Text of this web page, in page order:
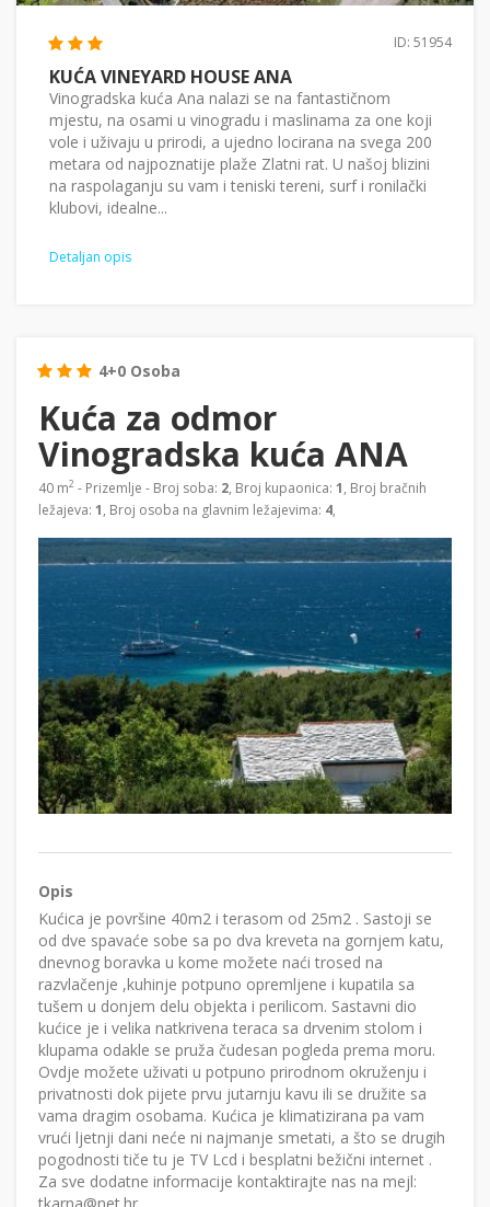
ID: 51954
KUĆA VINEYARD HOUSE ANA
Vinogradska kuća Ana nalazi se na fantastičnom
mjestu, na osami u vinogradu i maslinama za one koji
vole i uživaju u prirodi, a ujedno locirana na svega 200
metara od najpoznatije plaže Zlatni rat. U našoj blizini
na raspolaganju su vam i teniski tereni, surf i ronilački
klubovi, idealne...
Detaljan opis
4+0 Osoba
Kuća za odmor
Vinogradska kuća ANA
40 m2 - Prizemlje - Broj soba: 2, Broj kupaonica: 1, Broj bračnih
ležajeva: 1, Broj osoba na glavnim ležajevima: 4,
Opis
Kućica je površine 40m2 i terasom od 25m2 . Sastoji se
od dve spavaće sobe sa po dva kreveta na gornjem katu,
dnevnog boravka u kome možete naći trosed na
razvlačenje ,kuhinje potpuno opremljene i kupatila sa
tušem u donjem delu objekta i perilicom. Sastavni dio
kućice je i velika natkrivena teraca sa drvenim stolom i
klupama odakle se pruža čudesan pogleda prema moru.
Ovdje možete uživati u potpuno prirodnom okruženju i
privatnosti dok pijete prvu jutarnju kavu ili se družite sa
vama dragim osobama. Kućica je klimatizirana pa vam
vrući ljetnji dani neće ni najmanje smetati, a što se drugih
pogodnosti tiče tu je TV Lcd i besplatni bežični internet .
Za sve dodatne informacije kontaktirajte nas na mejl:
tkarna@net.hr